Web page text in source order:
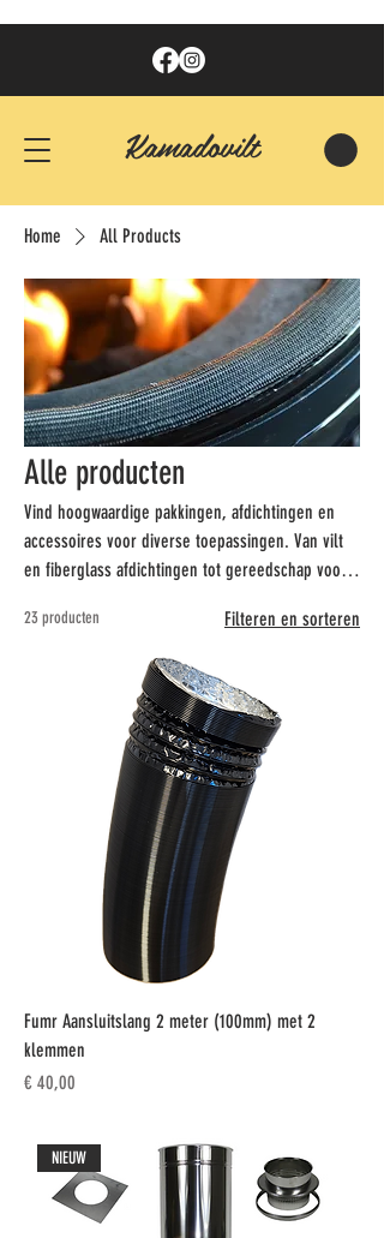
Kamadovilt
Home All Products
Alle producten
Vind hoogwaardige pakkingen, afdichtingen en
accessoires voor diverse toepassingen. Van vilt
en fiberglass afdichtingen tot gereedschap voor
professionele als hobby bbq fanaten. Kwaliteit en
betrouwbaarheid gegarandeerd!
23 producten Filteren en sorteren
Fumr Aansluitslang 2 meter (100mm) met 2
klemmen
Prijs
€ 40,00
NIEUW